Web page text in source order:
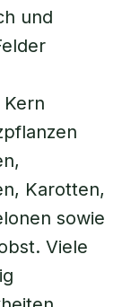
und
Karotten,
sowie
Viele